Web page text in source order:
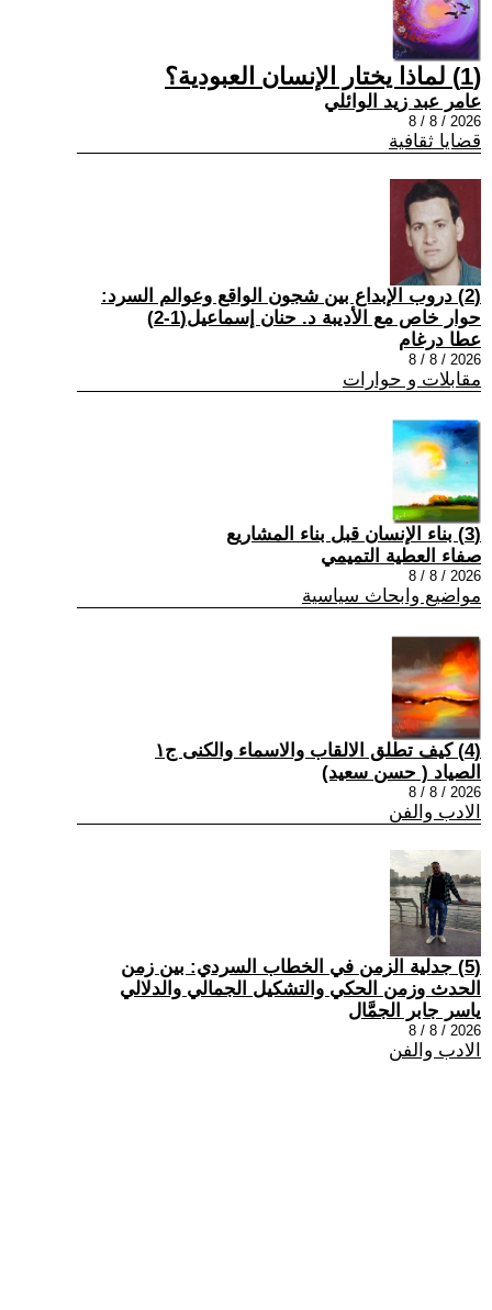
(1) لماذا يختار الإنسان العبودية؟
عامر عبد زيد الوائلي
2026 / 8 / 8
قضايا ثقافية
(2) دروب الإبداع بين شجون الواقع وعوالم السرد:
حوار خاص مع الأديبة د. حنان إسماعيل(1-2)
عطا درغام
2026 / 8 / 8
مقابلات و حوارات
(3) بناء الإنسان قبل بناء المشاريع
صفاء العطية التميمي
2026 / 8 / 8
مواضيع وابحاث سياسية
(4) كيف تطلق الالقاب والاسماء والكنى ج١
الصياد ‏( حسن سعيد‏)
2026 / 8 / 8
الادب والفن
(5) جدلية الزمن في الخطاب السردي: بين زمن
الحدث وزمن الحكي والتشكيل الجمالي والدلالي
ياسر جابر الجمَّال
2026 / 8 / 8
الادب والفن